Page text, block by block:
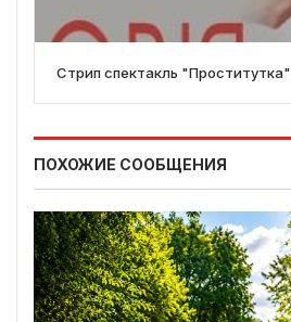
Стрип спектакль
ПОХОЖИЕ СООБЩЕНИЯ